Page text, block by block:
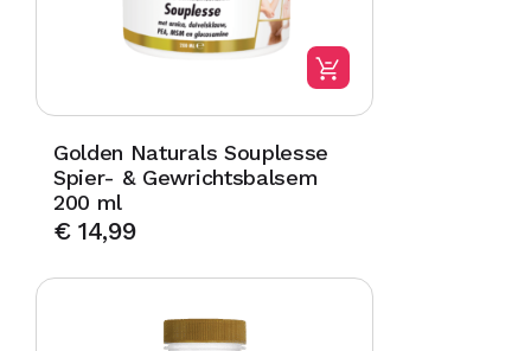
Golden Naturals Souplesse
Spier- & Gewrichtsbalsem
200 ml
€14,99